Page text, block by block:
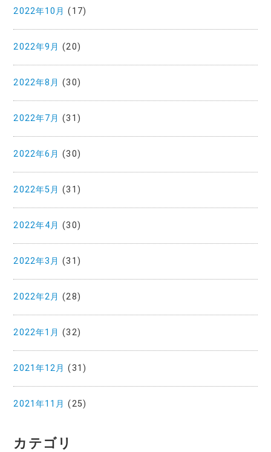
2022年10月 (17)
2022年9月 (20)
2022年8月 (30)
2022年7月 (31)
2022年6月 (30)
2022年5月 (31)
2022年4月 (30)
2022年3月 (31)
2022年2月 (28)
2022年1月 (32)
2021年12月 (31)
2021年11月 (25)
カテゴリ